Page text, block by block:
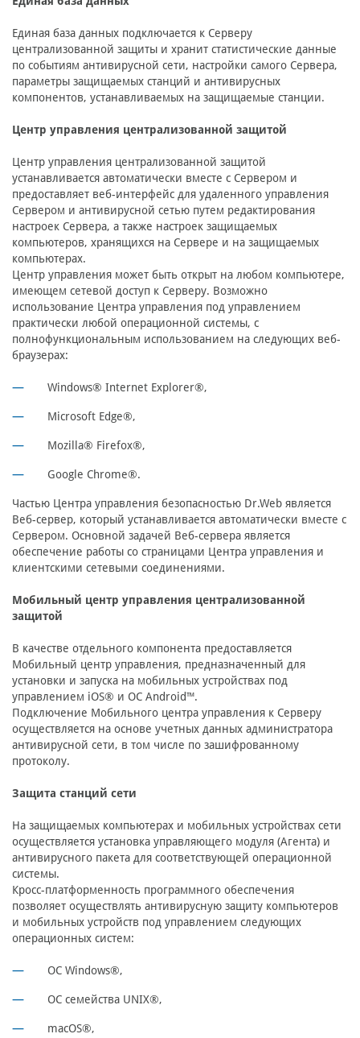
Единая база данных подключается к Серверу
централизованной защиты и хранит статистические данные
по событиям антивирусной сети, настройки самого Сервера,
параметры защищаемых станций и антивирусных
компонентов, устанавливаемых на защищаемые станции.
Центр управления централизованной защитой
Центр управления централизованной защитой
устанавливается автоматически вместе с Сервером и
предоставляет веб-интерфейс для удаленного управления
Сервером и антивирусной сетью путем редактирования
настроек Сервера, а также настроек защищаемых
компьютеров, хранящихся на Сервере и на защищаемых
компьютерах.
Центр управления может быть открыт на любом компьютере,
имеющем сетевой доступ к Серверу. Возможно
использование Центра управления под управлением
практически любой операционной системы, с
полнофункциональным использованием на следующих веб-
браузерах:
Windows® Internet Explorer®,
Microsoft Edge®,
Mozilla® Firefox®,
Google Chrome®.
Частью Центра управления безопасностью Dr.Web является
Веб-сервер, который устанавливается автоматически вместе с
Сервером. Основной задачей Веб-сервера является
обеспечение работы со страницами Центра управления и
клиентскими сетевыми соединениями.
Мобильный центр управления централизованной
защитой
В качестве отдельного компонента предоставляется
Мобильный центр управления, предназначенный для
установки и запуска на мобильных устройствах под
управлением iOS® и ОС Android™.
Подключение Мобильного центра управления к Серверу
осуществляется на основе учетных данных администратора
антивирусной сети, в том числе по зашифрованному
протоколу.
Защита станций сети
На защищаемых компьютерах и мобильных устройствах сети
осуществляется установка управляющего модуля (Агента) и
антивирусного пакета для соответствующей операционной
системы.
Кросc-платформенность программного обеспечения
позволяет осуществлять антивирусную защиту компьютеров
и мобильных устройств под управлением следующих
операционных систем:
ОС Windows®,
ОС семейства UNIX®,
macOS®,